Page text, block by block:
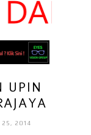
UPIN
25, 2014